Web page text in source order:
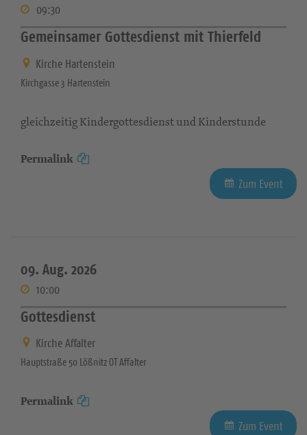
09:30
Gemeinsamer Gottesdienst mit Thierfeld
Kirche Hartenstein
Kirchgasse 3 Hartenstein
gleichzeitig Kindergottesdienst und Kinderstunde
Permalink
Zum Event
09. Aug. 2026
10:00
Gottesdienst
Kirche Affalter
Hauptstraße 50 Lößnitz OT Affalter
Permalink
Zum Event